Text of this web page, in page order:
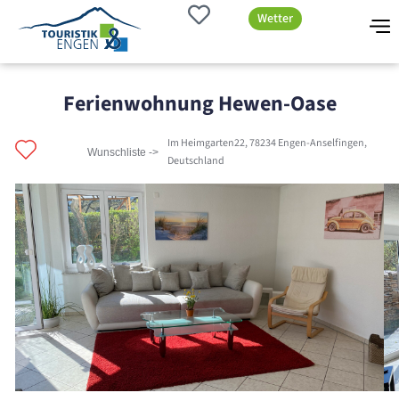
Wetter
Ferienwohnung Hewen-Oase
Im Heimgarten22, 78234 Engen-Anselfingen,
Deutschland
Wunschliste ->